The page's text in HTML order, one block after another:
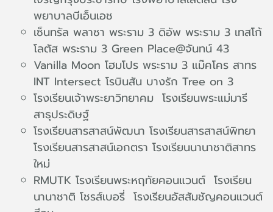
พยาบาลบีเอ็นเอช
เซ็นทรัล พลาซา พระราม 3 ดิอัพ พระราม 3 เทสโก้
โลตัส พระราม 3 Green Place@จันทน์ 43
Vanilla Moon โฮมโปร พระราม 3 แม๊คโคร สาทร
INT Intersect โรบินสัน บางรัก Tree on 3
โรงเรียนเจ้าพระยาวิทยาคม โรงเรียนพระแม่มารี
สาธุประดิษฐ์
โรงเรียนสารสาสน์พัฒนา โรงเรียนสารสาสน์พิทยา
โรงเรียนสารสาสน์เอกตรา โรงเรียนนานาชาติสาทร
ใหม่
RMUTK โรงเรียนพระหฤทัยคอนแวนต์ โรงเรียน
นานาชาติ โชรส์เบอรี่ โรงเรียนอัสสัมชัญคอนแวนต์